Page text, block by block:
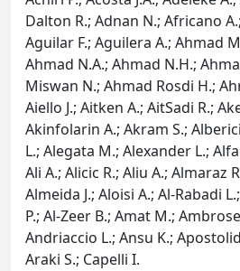
Dalton R.; Adnan N.; Africano
Aguilar F.; Aguilera A.; Ahmad
Ahmad N.A.; Ahmad N.H.;
Miswan N.; Ahmad Rosdi H.;
Aiello J.; Aitken A.; AitSadi R.;
Akinfolarin A.; Akram S.;
L.; Alegata M.; Alexander L.;
Ali A.; Alicic R.; Aliu A.; Almaraz
Almeida J.; Aloisi A.; Al-Rabadi
P.; Al-Zeer B.; Amat M.;
Andriaccio L.; Ansu K.;
Araki S.; Capelli I.